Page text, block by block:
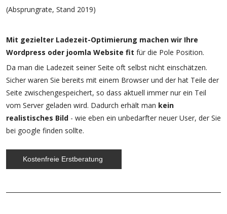
(Absprungrate, Stand 2019)
Mit gezielter Ladezeit-Optimierung machen wir Ihre
Wordpress oder joomla Website fit für die Pole Position.
Da man die Ladezeit seiner Seite oft selbst nicht einschätzen.
Sicher waren Sie bereits mit einem Browser und der hat Teile der
Seite zwischengespeichert, so dass aktuell immer nur ein Teil
vom Server geladen wird. Dadurch erhält man kein
realistisches Bild - wie eben ein unbedarfter neuer User, der Sie
bei google finden sollte.
Kostenfreie Erstberatung